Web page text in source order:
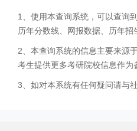
1、使用本查询系统，可以查询
历年分数线、网报数据、历年
2、本查询系统的信息主要来源
考生提供更多考研院校信息作为
3、如对本系统有任何疑问请与